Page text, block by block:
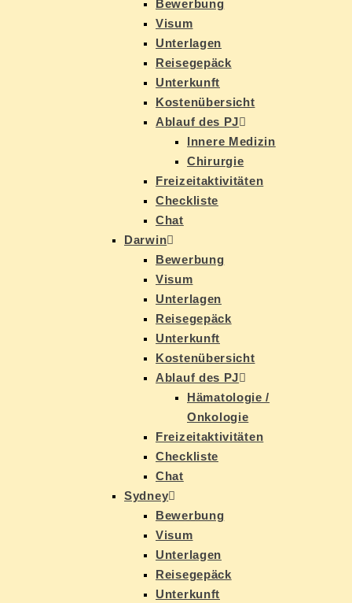
Be­wer­bung
Vi­sum
Un­ter­la­gen
Rei­se­ge­päck
Un­ter­kunft
Kos­ten­über­sicht
Ab­lauf des PJ
In­ne­re Medizin
Chir­ur­gie
Frei­zeit­ak­ti­vi­tä­ten
Check­lis­te
Chat
Dar­win
Be­wer­bung
Vi­sum
Un­ter­la­gen
Rei­se­ge­päck
Un­ter­kunft
Kos­ten­über­sicht
Ab­lauf des PJ
Hä­ma­to­lo­gie /
Onkologie
Frei­zeit­ak­ti­vi­tä­ten
Check­lis­te
Chat
Syd­ney
Be­wer­bung
Vi­sum
Un­ter­la­gen
Rei­se­ge­päck
Un­ter­kunft